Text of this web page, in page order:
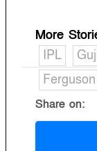
More
IPL
Ferguson
Share on: